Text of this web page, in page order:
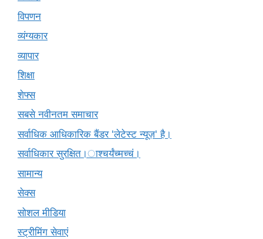
विपणन
व्यंग्यकार
व्यापार
शिक्षा
शेफ्स
सबसे नवीनतम समाचार
सर्वाधिक आधिकारिक बैंडर 'लेटेस्ट न्यूज़' है।
सर्वाधिकार सुरक्षित।ाश्चर्यंच्मच्चं।
सामान्य
सेक्स
सोशल मीडिया
स्ट्रीमिंग सेवाएं